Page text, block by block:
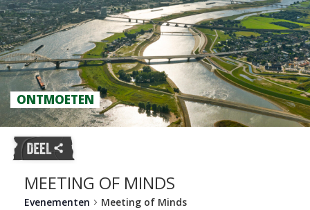
ONTMOETEN
MEETING OF MINDS
Evenementen Meeting of Minds